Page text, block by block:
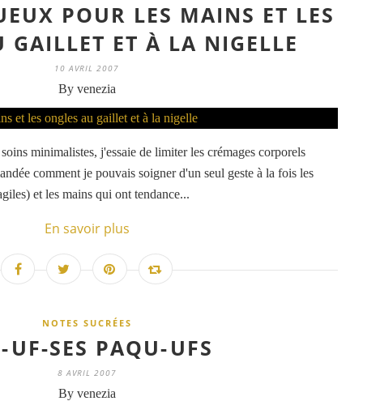
POUR LES MAINS ET LES
GAILLET ET À LA NIGELLE
10 AVRIL 2007
By venezia
minimalistes, j'essaie de limiter les crémages corporels
comment je pouvais soigner d'un seul geste à la fois les
et les mains qui ont tendance...
En savoir plus
NOTES SUCRÉES
UF-SES PAQU-UFS
8 AVRIL 2007
By venezia